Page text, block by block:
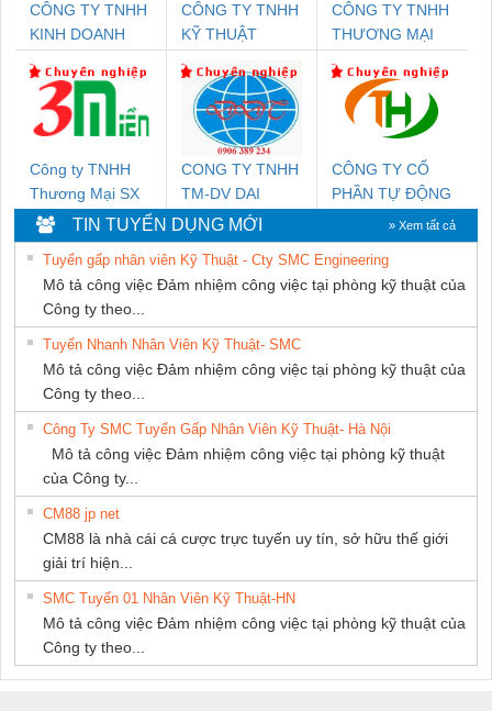
CÔNG TY TNHH
KINH DOANH
PHƯƠNG NAM
CÔNG TY TNHH
KỸ THUẬT
NAM
CÔNG TY TNHH
THƯƠNG MẠI
THUẬT ĐIỆN CƠ
GIA HƯNG
Công ty TNHH
Thương Mại SX
Ba Miền
CONG TY TNHH
TM-DV DAI
DONG THANH
CÔNG TY CỔ
PHẦN TỰ ĐỘNG
TIẾN HƯNG
TIN TUYỂN DỤNG MỚI » Xem tất cả
Tuyển gấp nhân viên Kỹ Thuật - Cty SMC Engineering
Mô tả công việc Đảm nhiệm công việc tại phòng kỹ thuật của
Công ty theo...
Tuyển Nhanh Nhân Viên Kỹ Thuật- SMC
Mô tả công việc Đảm nhiệm công việc tại phòng kỹ thuật của
Công ty theo...
Công Ty SMC Tuyển Gấp Nhân Viên Kỹ Thuật- Hà Nội
Mô tả công việc Đảm nhiệm công việc tại phòng kỹ thuật
của Công ty...
CM88 jp net
CM88 là nhà cái cá cược trực tuyến uy tín, sở hữu thế giới
giải trí hiện...
SMC Tuyển 01 Nhân Viên Kỹ Thuật-HN
Mô tả công việc Đảm nhiệm công việc tại phòng kỹ thuật của
Công ty theo...